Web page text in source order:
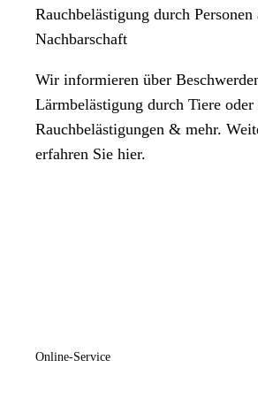
Rauchbelästigung durch Personen
Nachbarschaft
Wir informieren über
Lärmbelästigung durch Tiere oder
Rauchbelästigungen & mehr.
erfahren Sie hier.
Online-Service